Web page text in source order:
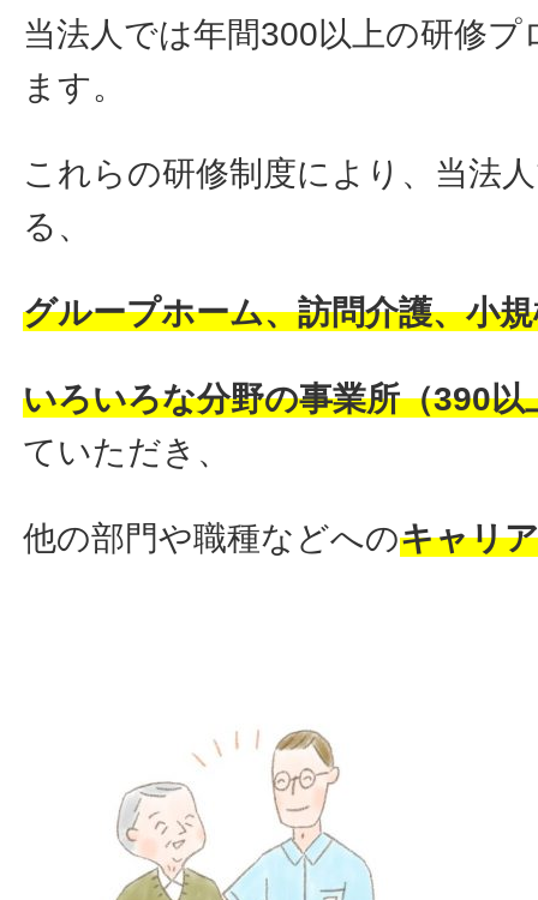
当法人では年間300以上の研修
ます。
これらの研修制度により、当法
る、
グループホーム、訪問介護、小
いろいろな分野の事業所（390以
ていただき、
他の部門や職種などへのキャリ